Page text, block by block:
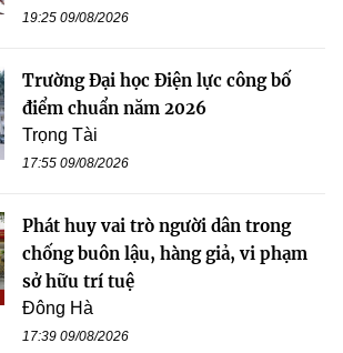
19:25 09/08/2026
Trường Đại học Điện lực công bố
điểm chuẩn năm 2026
Trọng Tài
17:55 09/08/2026
Phát huy vai trò người dân trong
chống buôn lậu, hàng giả, vi phạm
sở hữu trí tuệ
Đông Hà
17:39 09/08/2026